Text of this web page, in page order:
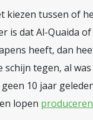
kiezen tussen of
is dat Al-Quaida of
heeft, dan
schijn tegen, al
10 jaar
lopen produceren